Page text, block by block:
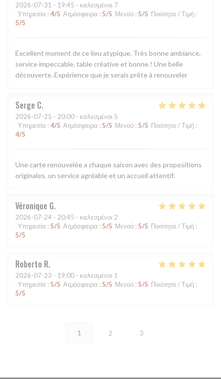
2026-07-31 - 19:45 - καλεσμένοι 7
Υπηρεσία : 4/5 Ατμόσφαιρα : 5/5 Μενού : 5/5 Ποιότητα / Τιμή :
5/5
Excellent moment de ce lieu atypique. Très bonne ambiance,
service impeccable, table créative et bonne ! Une belle
découverte. Expérience que je serais prête à renouveler
Serge C
2026-07-25 - 20:00 - καλεσμένοι 5
Υπηρεσία : 4/5 Ατμόσφαιρα : 5/5 Μενού : 5/5 Ποιότητα / Τιμή :
4/5
Une carte renouvelée a chaque saison avec des propositions
originales, un service agréable et un accueil attentif.
Véronique G
2026-07-24 - 20:45 - καλεσμένοι 2
Υπηρεσία : 5/5 Ατμόσφαιρα : 5/5 Μενού : 5/5 Ποιότητα / Τιμή :
5/5
Roberto R
2026-07-23 - 19:00 - καλεσμένοι 1
Υπηρεσία : 5/5 Ατμόσφαιρα : 5/5 Μενού : 5/5 Ποιότητα / Τιμή :
5/5
1 2 3